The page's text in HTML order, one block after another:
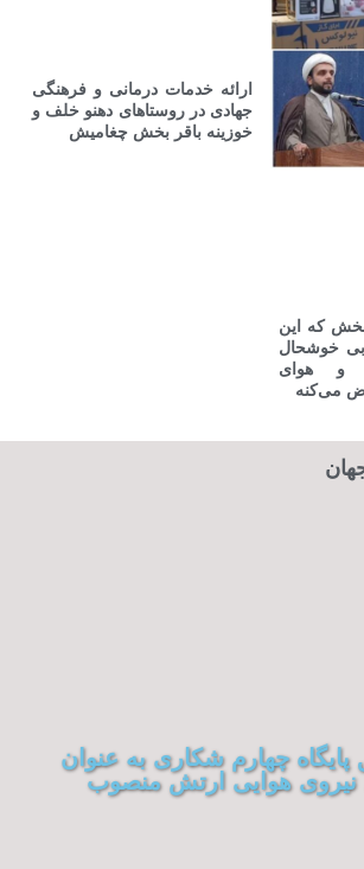
که این
خوشحال
و هوای
می‌کنه
ارائه خدمات درمانی و فرهنگی
جهادی در روستاهای دهنو خلف و
خوزینه باقر بخش چغامیش
پایگاه چهارم شکاری به عنوان
نیروی هوایی ارتش منصوب